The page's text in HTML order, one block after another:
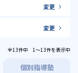
変更
変更
全13件中 1〜13件を表示中
個別指導塾